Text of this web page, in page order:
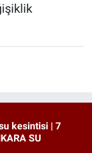
kesintisi | 7
SU